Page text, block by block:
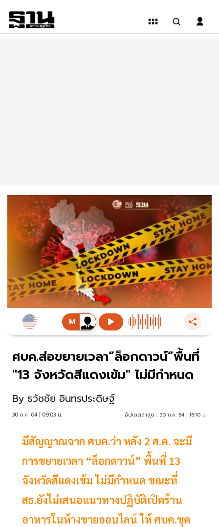
ศบค.ส่อขยายเวลา“ล็อกดาวน์”พื้นที่
"13 จังหวัดสีแดงเข้ม" ไม่มีกำหนด
By ธวัชชัย อินทรประดิษฐ์
30 ก.ค. 64 | 09:03 น. อัปเดตล่าสุด : 30 ก.ค. 64 | 16:10 น.
มีสัญญาณจาก ศบค.ว่า หลัง 2 ส.ค. จะมี
การขยายเวลา “ล็อกดาวน์” พื้นที่ 13
จังหวัดสีแดงเข้ม ไม่มีกำหนด ขณะที่
สธ.ยังไม่เสนอแนวทางปฏิบัติเปิดร้าน
อาหารในห้างขายออนไลน์ ให้ ศบค.ชุด